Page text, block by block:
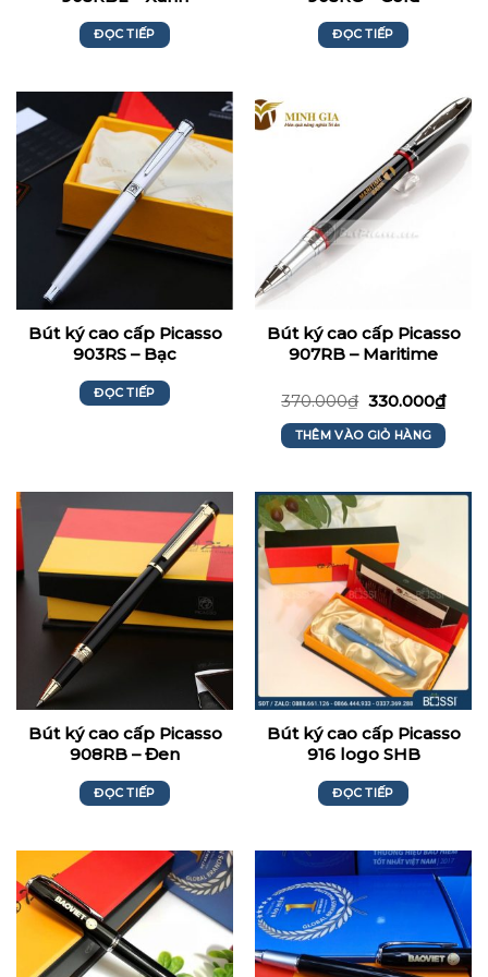
ĐỌC TIẾP ĐỌC TIẾP
Bút ký cao cấp Picasso
903RS – Bạc
ĐỌC TIẾP
Bút ký cao cấp Picasso
907RB – Maritime
370.000₫ 330.000₫
THÊM VÀO GIỎ HÀNG
Bút ký cao cấp Picasso
908RB – Đen
ĐỌC TIẾP
Bút ký cao cấp Picasso
916 logo SHB
ĐỌC TIẾP